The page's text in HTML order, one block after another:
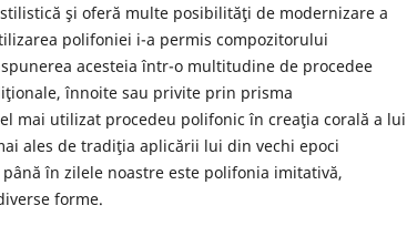
şi oferă multe posibilităţi de modernizare a
polifoniei i-a permis compozitorului
acesteia într-o multitudine de procedee
înnoite sau privite prin prisma
mai utilizat procedeu polifonic în creaţia corală a lui
ales de tradiţia aplicării lui din vechi epoci
până în zilele noastre este polifonia imitativă,
forme.